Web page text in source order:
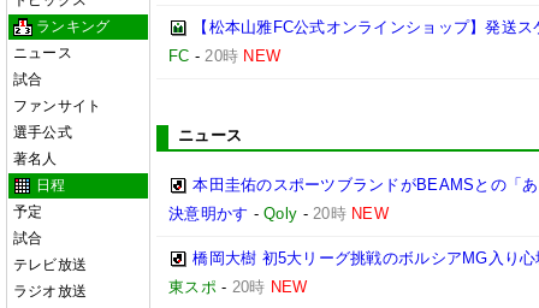
ランキング
ニュース
試合
ファンサイト
選手公式
著名人
日程
予定
試合
テレビ放送
ラジオ放送
【松本山雅FC公式オンラインショップ】発送
FC -20時 NEW
ニュース
本田圭佑のスポーツブランドがBEAMSとの「
決意明かす -Qoly -20時 NEW
橋岡大樹 初5大リーグ挑戦のボルシアMG入り
東スポ- 20時 NEW